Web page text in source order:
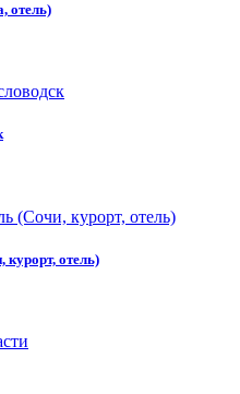
отель)
отель)